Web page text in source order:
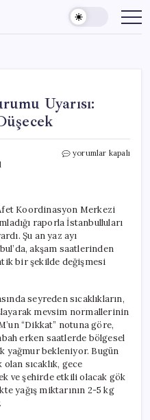
Uyarısı:
İstanbul’da
Aniden
Düşecek
için
yorumlar kapalı
Koordinasyon Merkezi
raporla İstanbulluları
Şu an yaz ayı
akşam saatlerinden
bir şekilde değişmesi
seyreden sıcaklıkların,
mevsim normallerinin
“Dikkat” notuna göre,
erken saatlerde bölgesel
yağmur bekleniyor. Bugün
sıcaklık, gece
ve şehirde etkili olacak gök
yağış miktarının 2-5 kg